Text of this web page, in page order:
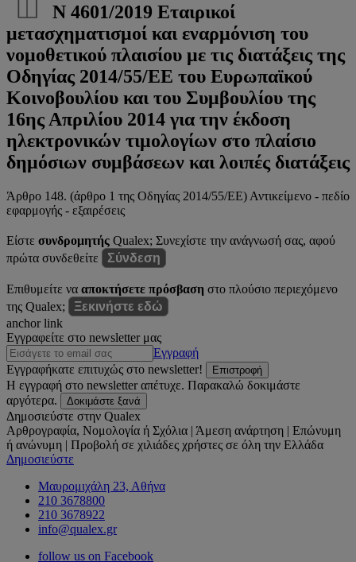
Ν 4601/2019 Εταιρικοί
μετασχηματισμοί και εναρμόνιση του
νομοθετικού πλαισίου με τις διατάξεις της
Οδηγίας 2014/55/ΕΕ του Ευρωπαϊκού
Κοινοβουλίου και του Συμβουλίου της
16ης Απριλίου 2014 για την έκδοση
ηλεκτρονικών τιμολογίων στο πλαίσιο
δημόσιων συμβάσεων και λοιπές διατάξεις
Άρθρο 148. (άρθρο 1 της Οδηγίας 2014/55/ΕΕ) Αντικείμενο - πεδίο
εφαρμογής - εξαιρέσεις
Είστε συνδρομητής Qualex; Συνεχίστε την ανάγνωσή σας, αφού
πρώτα συνδεθείτε
Σύνδεση
Επιθυμείτε να αποκτήσετε πρόσβαση στο πλούσιο περιεχόμενο
της Qualex;
Ξεκινήστε εδώ
anchor link
Εγγραφείτε στο newsletter μας
Εγγραφή
Εγγραφήκατε επιτυχώς στο newsletter!
Επιστροφή
Η εγγραφή στο newsletter απέτυχε. Παρακαλώ δοκιμάστε
αργότερα.
Δοκιμάστε ξανά
Δημοσιεύστε στην Qualex
Αρθρογραφία, Νομολογία ή Σχόλια | Άμεση ανάρτηση | Επώνυμη
ή ανώνυμη | Προβολή σε χιλιάδες χρήστες σε όλη την Ελλάδα
Δημοσιεύστε
Μαυρομιχάλη 23, Αθήνα
210 3678800
210 3678922
info@qualex.gr
follow us on Facebook